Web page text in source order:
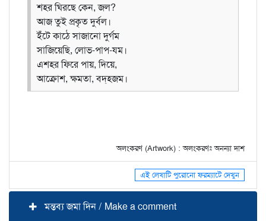
শহর ঘিরছে কেন, জল?
আজ তুই প্রকৃত দুর্বল।
ইঁটে কাঠে সাজানো দুর্গম
সাজিয়েছি, লোভ-পাপ-যম।
এশহর ফিরে পায়, দিয়ে,
আক্রোশ, ক্ষমতা, বদ্‌হজম।
অলংকরণ (Artwork) : অলংকরণঃ অনন্যা দাশ
এই লেখাটি পুরোনো ফরম্যাটে দেখুন
মন্তব্য জমা দিন / Make a comment